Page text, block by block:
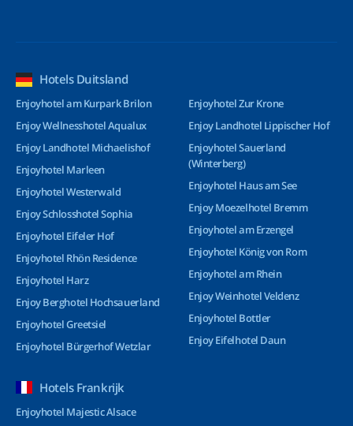
Hotels Duitsland
Enjoyhotel am Kurpark Brilon
Enjoy Wellnesshotel Aqualux
Enjoy Landhotel Michaelishof
Enjoyhotel Marleen
Enjoyhotel Westerwald
Enjoy Schlosshotel Sophia
Enjoyhotel Eifeler Hof
Enjoyhotel Rhön Residence
Enjoyhotel Harz
Enjoy Berghotel Hochsauerland
Enjoyhotel Greetsiel
Enjoyhotel Bürgerhof Wetzlar
Enjoyhotel Zur Krone
Enjoy Landhotel Lippischer Hof
Enjoyhotel Sauerland
(Winterberg)
Enjoyhotel Haus am See
Enjoy Moezelhotel Bremm
Enjoyhotel am Erzengel
Enjoyhotel König von Rom
Enjoyhotel am Rhein
Enjoy Weinhotel Veldenz
Enjoyhotel Bottler
Enjoy Eifelhotel Daun
Hotels Frankrijk
Enjoyhotel Majestic Alsace